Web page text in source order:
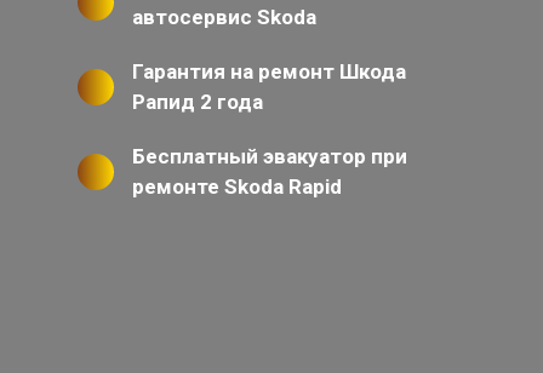
автосервис Skoda
Гарантия на ремонт Шкода
Рапид 2 года
Бесплатный эвакуатор при
ремонте Skoda Rapid